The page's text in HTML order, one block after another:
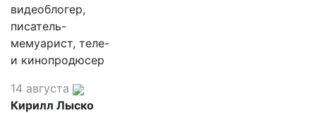
видеоблогер,
писатель-
мемуарист, теле-
и кинопродюсер
14 августа
Кирилл Лыско